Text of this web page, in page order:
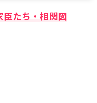
たち・相関図